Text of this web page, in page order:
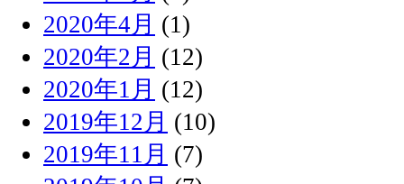
2020年4月 (1)
2020年2月 (12)
2020年1月 (12)
2019年12月 (10)
2019年11月 (7)